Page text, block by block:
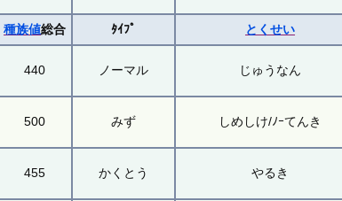
種族値総合 ﾀｲﾌﾟ とくせい
440 ノーマル じゅうなん
500 みず しめしけ/ﾉｰてんき
455 かくとう やるき